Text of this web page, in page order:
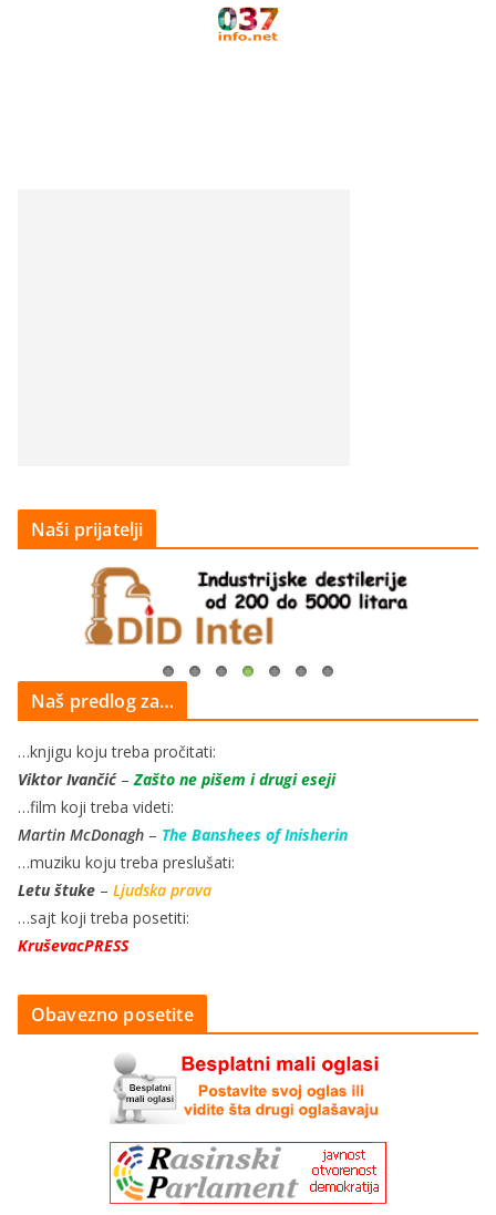
Naši prijatelji
Naš predlog za…
…knjigu koju treba pročitati:
Viktor Ivančić– Zašto ne pišem i drugi eseji
…film koji treba videti:
Martin McDonagh – The Banshees of Inisherin
…muziku koju treba preslušati:
Letu štuke – Ljudska prava
…sajt koji treba posetiti:
KruševacPRESS
Obavezno posetite